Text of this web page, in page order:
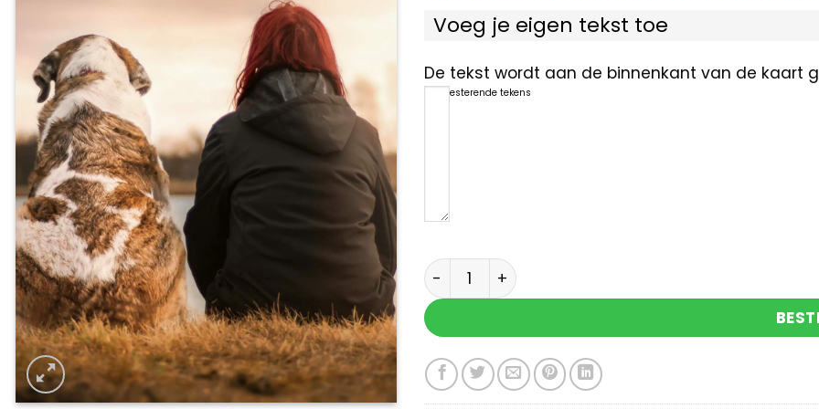
Voeg je eigen tekst toe
De tekst wordt aan de binnenkant van de kaart
resterende tekens
Je bent niet alleen aantal